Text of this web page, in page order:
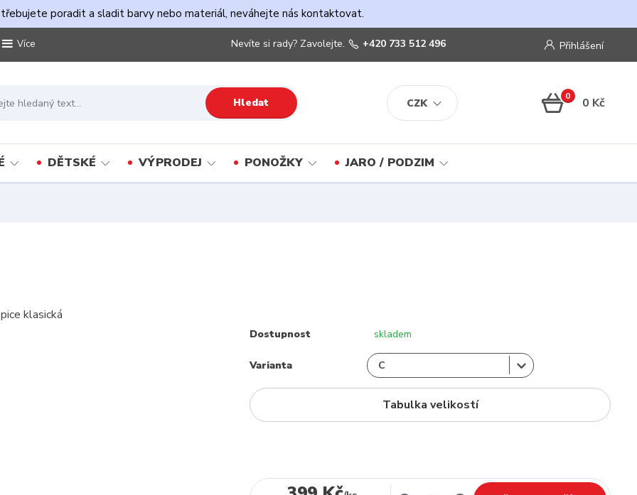
poradit a sladit barvy nebo materiál, neváhejte nás kontaktovat.
Více
CZK
Přihlášení
Hledat
Nevíte si rady? Zavolejte. +420 733 512 496
0 0 Kč
DĚTSKÉ VÝPRODEJ PONOŽKY JARO / PODZIM
Dostupnost skladem
Varianta
Tabulka velikostí